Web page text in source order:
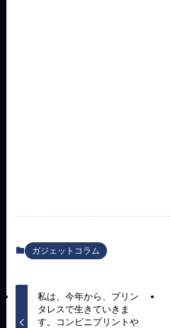
ガジェットコラム
私は、今年から、プリン
タレスで生きていきま
す。コンビニプリントや